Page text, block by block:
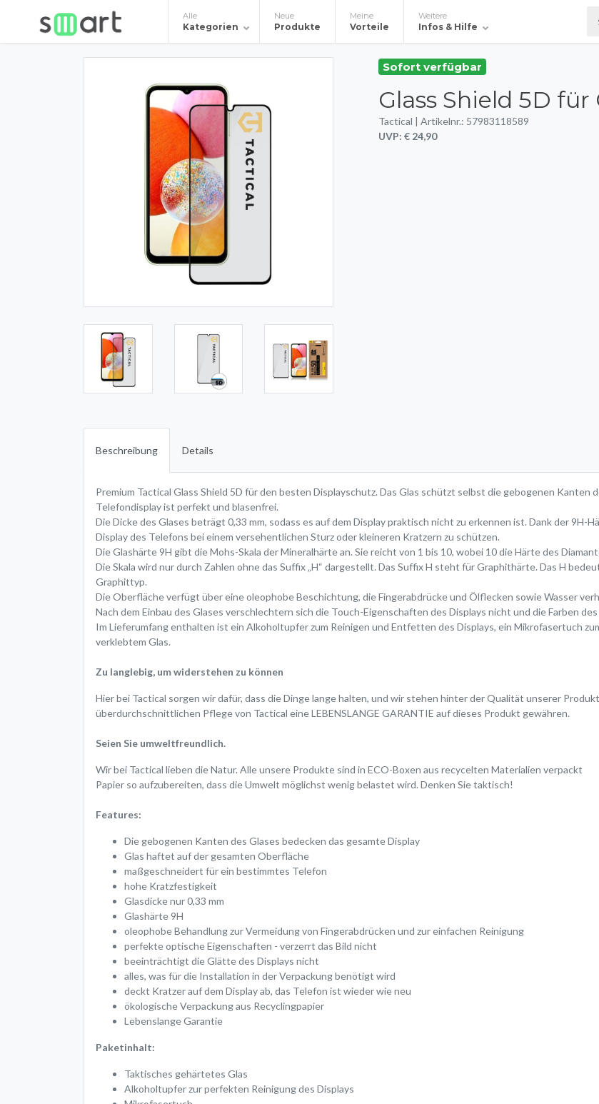
Alle
Kategorien
Neue
Produkte
Meine
Vorteile
Weitere
Infos & Hilfe
Sofort verfügbar
Glass Shield 5D für
Tactical | Artikelnr.: 57983118589
UVP: € 24,90
Beschreibung Details
Premium Tactical Glass Shield 5D für den besten Displayschutz. Das Glas schützt selbst die gebogenen
Telefondisplay ist perfekt und blasenfrei.
Die Dicke des Glases beträgt 0,33 mm, sodass es auf dem Display praktisch nicht zu erkennen ist. Dank der 9H-
Display des Telefons bei einem versehentlichen Sturz oder kleineren Kratzern zu schützen.
Die Glashärte 9H gibt die Mohs-Skala der Mineralhärte an. Sie reicht von 1 bis 10, wobei 10 die Härte des
Die Skala wird nur durch Zahlen ohne das Suffix „H“ dargestellt. Das Suffix H steht für Graphithärte. Das H
Graphittyp.
Die Oberfläche verfügt über eine oleophobe Beschichtung, die Fingerabdrücke und Ölflecken sowie Wasser
Nach dem Einbau des Glases verschlechtern sich die Touch-Eigenschaften des Displays nicht und die Farben
Im Lieferumfang enthalten ist ein Alkoholtupfer zum Reinigen und Entfetten des Displays, ein Mikrofasertuch
verklebtem Glas.
Zu langlebig, um widerstehen zu können
Hier bei Tactical sorgen wir dafür, dass die Dinge lange halten, und wir stehen hinter der Qualität unserer
überdurchschnittlichen Pflege von Tactical eine LEBENSLANGE GARANTIE auf dieses Produkt gewähren.
Seien Sie umweltfreundlich.
Wir bei Tactical lieben die Natur. Alle unsere Produkte sind in ECO-Boxen aus recycelten Materialien verpackt
Papier so aufzubereiten, dass die Umwelt möglichst wenig belastet wird. Denken Sie taktisch!
Features:
Die gebogenen Kanten des Glases bedecken das gesamte Display
Glas haftet auf der gesamten Oberfläche
maßgeschneidert für ein bestimmtes Telefon
hohe Kratzfestigkeit
Glasdicke nur 0,33 mm
Glashärte 9H
oleophobe Behandlung zur Vermeidung von Fingerabdrücken und zur einfachen Reinigung
perfekte optische Eigenschaften - verzerrt das Bild nicht
beeinträchtigt die Glätte des Displays nicht
alles, was für die Installation in der Verpackung benötigt wird
deckt Kratzer auf dem Display ab, das Telefon ist wieder wie neu
ökologische Verpackung aus Recyclingpapier
Lebenslange Garantie
Paketinhalt:
Taktisches gehärtetes Glas
Alkoholtupfer zur perfekten Reinigung des Displays